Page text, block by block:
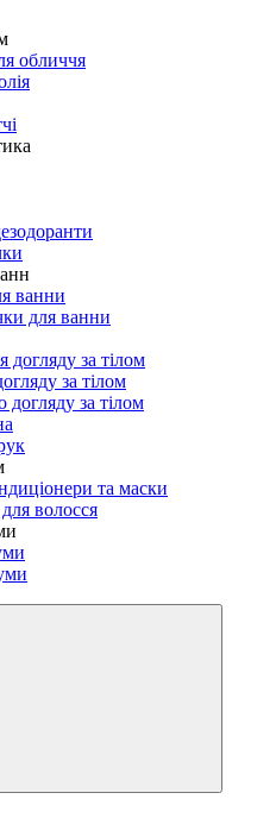
обличчя
ванни
для ванни
за тілом
догляду за тілом
та маски
волосся